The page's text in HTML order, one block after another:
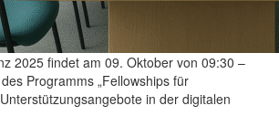
2025 findet am 09. Oktober von 09:30 –
Programms „Fellowships für
in der digitalen